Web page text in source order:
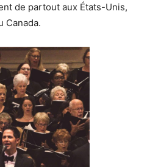
de partout aux États-Unis,
Canada.